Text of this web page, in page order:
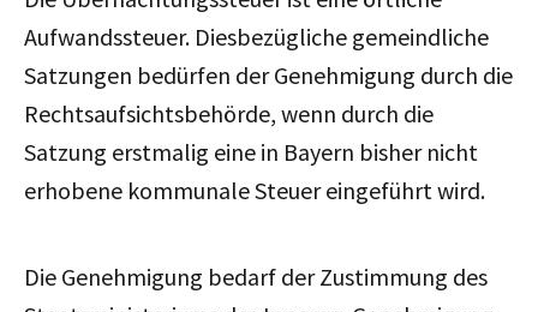
Aufwandssteuer. Diesbezügliche gemeindliche
Satzungen bedürfen der Genehmigung durch die
Rechtsaufsichtsbehörde, wenn durch die
Satzung erstmalig eine in Bayern bisher nicht
erhobene kommunale Steuer eingeführt wird.
Die Genehmigung bedarf der Zustimmung des